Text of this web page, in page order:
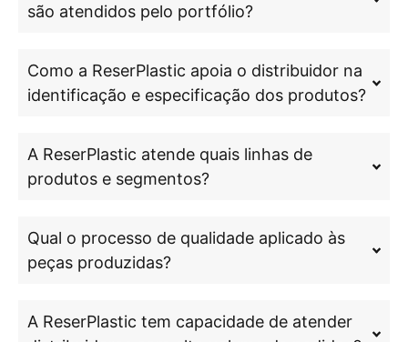
são atendidos pelo portfólio?
Como a ReserPlastic apoia o distribuidor na
identificação e especificação dos produtos?
A ReserPlastic atende quais linhas de
produtos e segmentos?
Qual o processo de qualidade aplicado às
peças produzidas?
A ReserPlastic tem capacidade de atender